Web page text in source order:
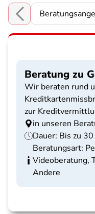
Choose a section
Beratung zu
Wir beraten rund
zur
in unseren
Dauer: Bis zu
Beratungsart:
Videoberatung,
Andere